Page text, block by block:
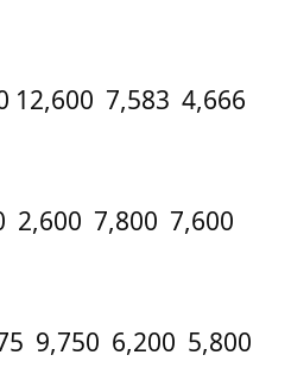
7,583 4,666
7,800 7,600
9,750 6,200 5,800